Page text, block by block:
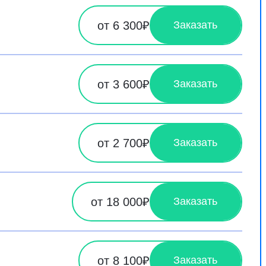
от 6 300₽ Заказать
от 3 600₽ Заказать
от 2 700₽ Заказать
от 18 000₽ Заказать
от 8 100₽ Заказать